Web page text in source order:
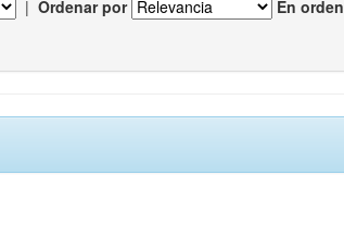
| Ordenar por En orden